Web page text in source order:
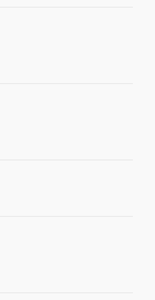
hợp cho
trình
giảm tải trọng
sẽ tươm tất.